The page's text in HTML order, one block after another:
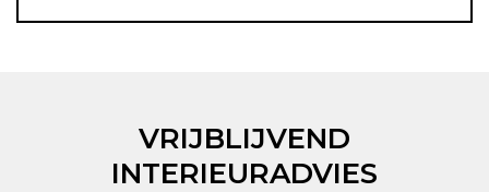
VRIJBLIJVEND
INTERIEURADVIES